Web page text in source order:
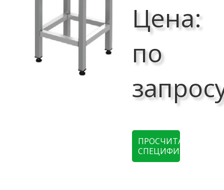
Цена:
по
ПРОСЧИТАТЬ
СПЕЦИФИКАЦИЮ